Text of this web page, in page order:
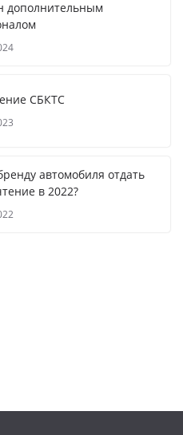
дополнительным
СБКТС
автомобиля отдать
в 2022?